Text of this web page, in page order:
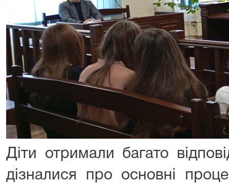
Діти отримали багато
дізналися про основні